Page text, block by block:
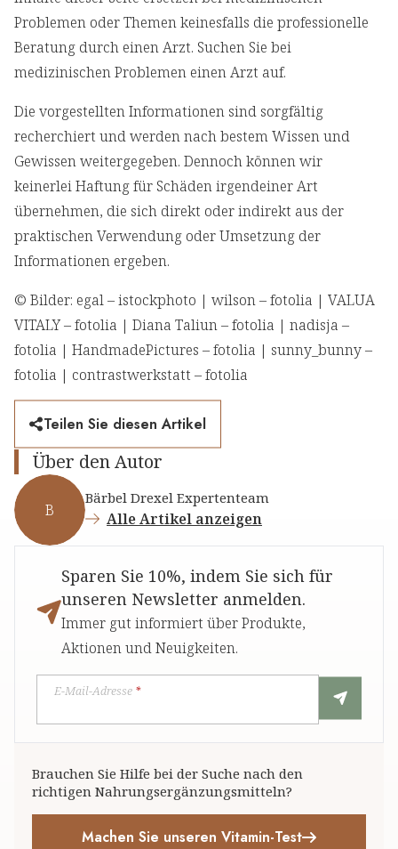
Problemen oder Themen keinesfalls die professionelle
Beratung durch einen Arzt. Suchen Sie bei
medizinischen Problemen einen Arzt auf.
Die vorgestellten Informationen sind sorgfältig
recherchiert und werden nach bestem Wissen und
Gewissen weitergegeben. Dennoch können wir
keinerlei Haftung für Schäden irgendeiner Art
übernehmen, die sich direkt oder indirekt aus der
praktischen Verwendung oder Umsetzung der
Informationen ergeben.
© Bilder: egal – istockphoto | wilson – fotolia | VALUA
VITALY – fotolia | Diana Taliun – fotolia | nadisja –
fotolia | HandmadePictures – fotolia | sunny_bunny –
fotolia | contrastwerkstatt – fotolia
Teilen Sie diesen Artikel
Über den Autor
B
Bärbel Drexel Expertenteam
Alle Artikel anzeigen
Sparen Sie 10%, indem Sie sich für
unseren Newsletter anmelden.
Immer gut informiert über Produkte,
Aktionen und Neuigkeiten.
E-Mail-Adresse *
Brauchen Sie Hilfe bei der Suche nach den
richtigen Nahrungsergänzungsmitteln?
Machen Sie unseren Vitamin-Test